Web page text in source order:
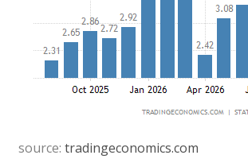
source: tradingeconomics.com